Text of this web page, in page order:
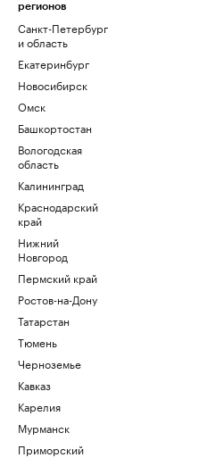
регионов
Санкт-Петербург
и область
Екатеринбург
Новосибирск
Омск
Башкортостан
Вологодская
область
Калининград
Краснодарский
край
Нижний
Новгород
Пермский край
Ростов-на-Дону
Татарстан
Тюмень
Черноземье
Кавказ
Карелия
Мурманск
Приморский